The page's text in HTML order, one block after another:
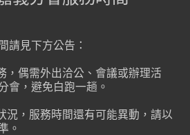
請見下方公告：
，偶需外出洽公、會議或辦理活
會，避免白跑一趟。
況，服務時間還有可能異動，請以
。